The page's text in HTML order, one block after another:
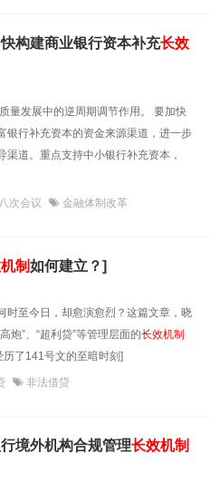
构建商业银行资本补充长效
量发展中的逆周期调节作用。 要加快
银行补充资本的资金来源渠道，进一步
道。重点支持中小银行补充资本，
次会议 金融体制改革
制如何建立？]
时至今日，却愈演愈烈？这篇文章，晓
炮”、“超利贷”等管理层面的长效机制
历了141号文的至暗时刻]
非法借贷
境外机构合规管理长效机制